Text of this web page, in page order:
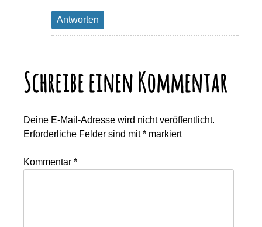
Antworten
Schreibe einen Kommentar
Deine E-Mail-Adresse wird nicht veröffentlicht.
Erforderliche Felder sind mit* markiert
Kommentar*